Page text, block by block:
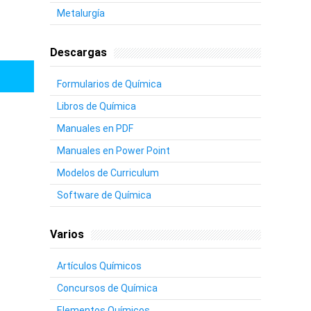
Metalurgía
Descargas
Formularios de Química
Libros de Química
Manuales en PDF
Manuales en Power Point
Modelos de Curriculum
Software de Química
Varios
Artículos Químicos
Concursos de Química